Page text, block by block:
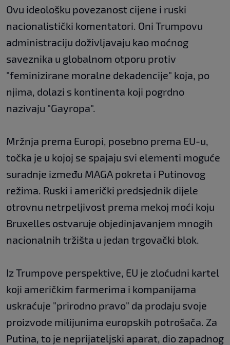
Ovu ideološku povezanost cijene i ruski
nacionalistički komentatori. Oni Trumpovu
administraciju doživljavaju kao moćnog
saveznika u globalnom otporu protiv
"feminizirane moralne dekadencije" koja, po
njima, dolazi s kontinenta koji pogrdno
nazivaju "Gayropa".
Mržnja prema Europi, posebno prema EU-u,
točka je u kojoj se spajaju svi elementi moguće
suradnje između MAGA pokreta i Putinovog
režima. Ruski i američki predsjednik dijele
otrovnu netrpeljivost prema mekoj moći koju
Bruxelles ostvaruje objedinjavanjem mnogih
nacionalnih tržišta u jedan trgovački blok.
Iz Trumpove perspektive, EU je zloćudni kartel
koji američkim farmerima i kompanijama
uskraćuje "prirodno pravo" da prodaju svoje
proizvode milijunima europskih potrošača. Za
Putina, to je neprijateljski aparat, dio zapadnog